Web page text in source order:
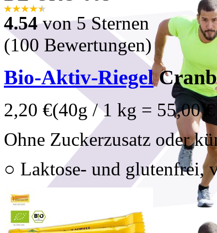
4.54von 5 Sternen
(100 Bewertungen)
Bio-Aktiv-Riegel
2,20 €(40g / 1 kg = 55,00
Ohne Zuckerzusatz oder
○ Laktose- und glutenfrei,